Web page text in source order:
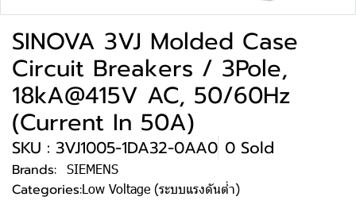
SINOVA 3VJ Molded Case
Circuit Breakers / 3Pole,
18kA@415V AC, 50/60Hz
(Current In 50A)
SKU : 3VJ1005-1DA32-0AA0 0 Sold
Brands: SIEMENS
Categories:Low Voltage (ระบบแรงดันต่ำ)